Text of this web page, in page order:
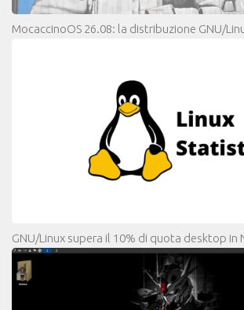
MocaccinoOS 26.08: la distribuzione GNU/
GNU/Linux supera il 10% di quota desktop